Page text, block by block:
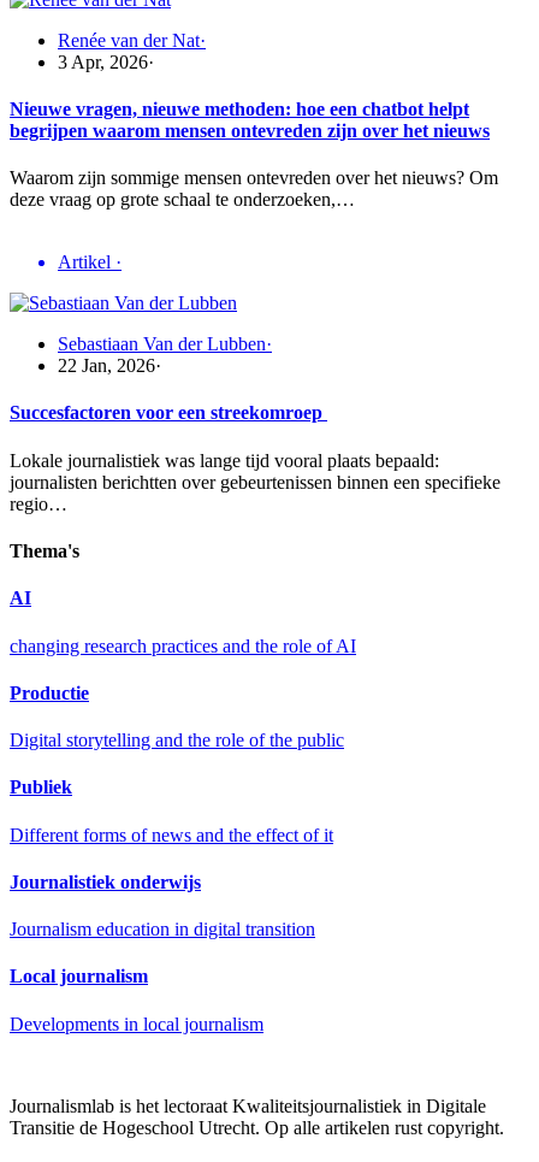
Renée van der Nat·
3 Apr, 2026·
Nieuwe vragen, nieuwe methoden: hoe een chatbot helpt
begrijpen waarom mensen ontevreden zijn over het nieuws
Waarom zijn sommige mensen ontevreden over het nieuws? Om
deze vraag op grote schaal te onderzoeken,…
Artikel ·
Sebastiaan Van der Lubben·
22 Jan, 2026·
Succesfactoren voor een streekomroep
Lokale journalistiek was lange tijd vooral plaats bepaald:
journalisten berichtten over gebeurtenissen binnen een specifieke
regio…
Thema's
AI
changing research practices and the role of AI
Productie
Digital storytelling and the role of the public
Publiek
Different forms of news and the effect of it
Journalistiek onderwijs
Journalism education in digital transition
Local journalism
Developments in local journalism
Journalismlab is het lectoraat Kwaliteitsjournalistiek in Digitale
Transitie de Hogeschool Utrecht. Op alle artikelen rust copyright.